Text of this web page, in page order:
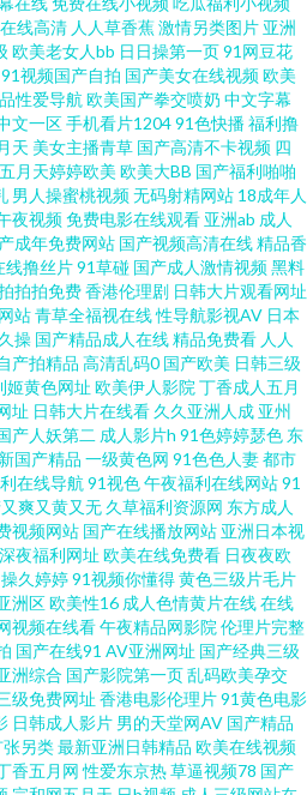
蕉超碰在线 91黄色 91传媒在线免费看 综
激情网站 涩色天堂久久 色图2p 日本免费
美成人在线亚洲 欧美日韩成人另类 青青草
久青青草 欧美日韩成人国产 男女草逼视频
区 欧美亚另类风情 欧美淫啪啪重囗味合集
公司 日韩无码高清一区 欧亚美日 青青草99
青草视频香蕉视频污 欧日韩黄网站免费 免
入92 精品大香蕉伊人 久久国产精品久久 久
久久精品视频网站 九色国产白浆91 91男女
美传媒 91深夜福利一区 91素人在线精品国
九色韩国 91视频最新地址 91入口黑丝 91
拍婷婷五月天 变态另类无码 AV网站网址黄
在线免费观看种子视频 国产偷自拍99在线
线高清 人人草香蕉激情另类图片 亚洲
欧美老女人bb 日日操第一页91网豆花
91视频国产自拍 国产美女在线视频欧美
性爱导航 欧美国产拳交喷奶 中文字幕
文一区手机看片120491色快播福利撸
天 美女主播青草 国产高清不卡视频 四
五月天婷婷欧美 欧美大BB 国产福利啪啪
男人操蜜桃视频无码射精网站 18成年人
夜视频免费电影在线观看 亚洲ab 成人
成年免费网站 国产视频高清在线精品香
线撸丝片91草碰 国产成人激情视频黑料
拍拍免费香港伦理剧 日韩大片观看网址
站青草全福视在线性导航影视AV 日本
操 国产精品成人在线精品免费看 人人
产拍精品 高清乱码0 国产欧美 日韩三级
姬黄色网址 欧美伊人影院 丁香成人五月
址 日韩大片在线看 久久亚洲人成 亚州
产人妖第二 成人影片h 91色婷婷瑟色 东
国产精品 一级黄色网 91色色人妻都市
在线导航 91视色午夜福利在线网站91
爽又黄又无 久草福利资源网 东方成人
视频网站 国产在线播放网站 亚洲日本视
深夜福利网址 欧美在线免费看 日夜夜欧
操久婷婷91视频你懂得黄色三级片毛片
洲区欧美性16 成人色情黄片在线在线
视频在线看午夜精品网影院 伦理片完整
国产在线91 AV亚洲网址 国产经典三级
洲综合 国产影院第一页乱码欧美孕交
级免费网址 香港电影伦理片91黄色电影
日韩成人影片 男的天堂网AV 国产精品
另类最新亚洲日韩精品 欧美在线视频
香五月网 性爱东京热草逼视频78 国产